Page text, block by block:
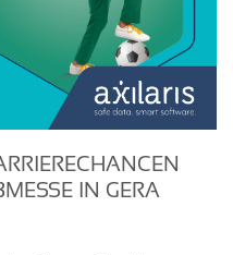
IN GERA